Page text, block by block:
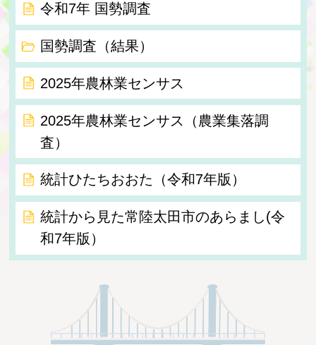
令和7年 国勢調査
国勢調査（結果）
2025年農林業センサス
2025年農林業センサス（農業集落調
査）
統計ひたちおおた（令和7年版）
統計から見た常陸太田市のあらまし(令
和7年版）